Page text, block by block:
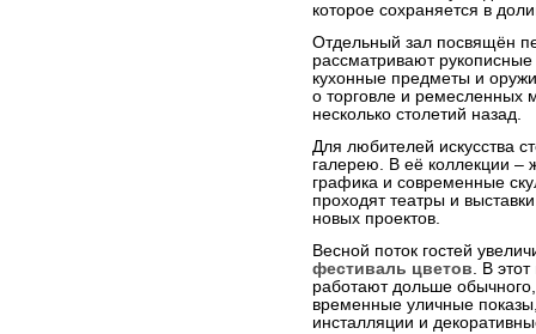
которое сохраняется в
Отдельный зал посвящён
рассматривают
кухонные предметы и
о торговле и ремесленных
несколько столетий назад.
Для любителей искусства
галерею. В её коллекции –
графика и современные
проходят театры и
новых проектов.
Весной поток гостей
фестиваль цветов. В
работают дольше
временные уличные
инсталляции и